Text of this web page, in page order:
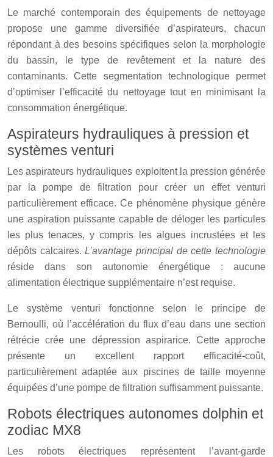
Le marché contemporain des équipements de nettoyage
propose une gamme diversifiée d’aspirateurs, chacun
répondant à des besoins spécifiques selon la morphologie
du bassin, le type de revêtement et la nature des
contaminants. Cette segmentation technologique permet
d’optimiser l’efficacité du nettoyage tout en minimisant la
consommation énergétique.
Aspirateurs hydrauliques à pression et
systèmes venturi
Les aspirateurs hydrauliques exploitent la pression générée
par la pompe de filtration pour créer un effet venturi
particulièrement efficace. Ce phénomène physique génère
une aspiration puissante capable de déloger les particules
les plus tenaces, y compris les algues incrustées et les
dépôts calcaires.L’avantage principal de cette technologie
réside dans son autonomie énergétique : aucune
alimentation électrique supplémentaire n’est requise.
Le système venturi fonctionne selon le principe de
Bernoulli, où l’accélération du flux d’eau dans une section
rétrécie crée une dépression aspirarice. Cette approche
présente un excellent rapport efficacité-coût,
particulièrement adaptée aux piscines de taille moyenne
équipées d’une pompe de filtration suffisamment puissante.
Robots électriques autonomes dolphin et
zodiac MX8
Les robots électriques représentent l’avant-garde